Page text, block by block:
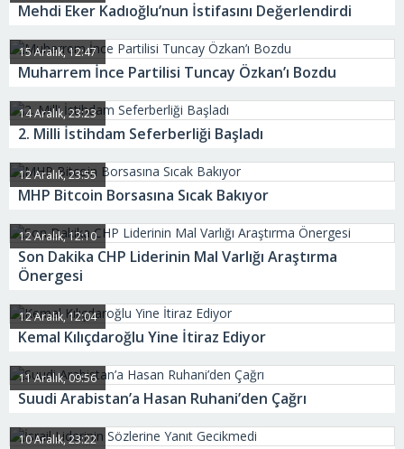
Mehdi Eker Kadıoğlu’nun İstifasını Değerlendirdi
15 Aralık, 12:47
Muharrem İnce Partilisi Tuncay Özkan’ı Bozdu
14 Aralık, 23:23
2. Milli İstihdam Seferberliği Başladı
12 Aralık, 23:55
MHP Bitcoin Borsasına Sıcak Bakıyor
12 Aralık, 12:10
Son Dakika CHP Liderinin Mal Varlığı Araştırma
Önergesi
12 Aralık, 12:04
Kemal Kılıçdaroğlu Yine İtiraz Ediyor
11 Aralık, 09:56
Suudi Arabistan’a Hasan Ruhani’den Çağrı
10 Aralık, 23:22